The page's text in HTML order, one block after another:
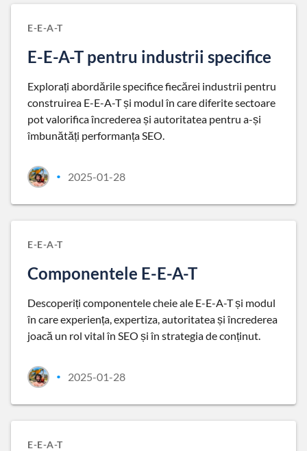
E-E-A-T
E-E-A-T pentru industrii specifice
Explorați abordările specifice fiecărei industrii pentru
construirea E-E-A-T și modul în care diferite sectoare
pot valorifica încrederea și autoritatea pentru a-și
îmbunătăți performanța SEO.
• 2025-01-28
E-E-A-T
Componentele E-E-A-T
Descoperiți componentele cheie ale E-E-A-T și modul
în care experiența, expertiza, autoritatea și încrederea
joacă un rol vital în SEO și în strategia de conținut.
• 2025-01-28
E-E-A-T